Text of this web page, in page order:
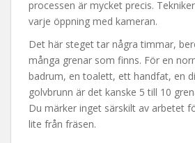
processen är mycket precis.
varje öppning med kameran.
Det här steget tar några timmar,
många grenar som finns. För en
badrum, en toalett, ett handfat, en
golvbrunn är det kanske 5 till 10
Du märker inget särskilt av arbetet
lite från fräsen.